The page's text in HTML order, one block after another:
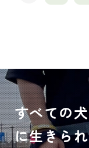
すべての
に生きら